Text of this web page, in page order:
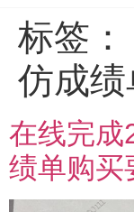
标签：
仿成绩
在线完成
绩单购买